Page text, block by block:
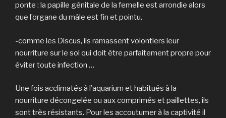
ponte : la papille génitale de la femelle est arrondie alors
que l’organe du mâle est fin et pointu.
-comme les Discus, ils ramassent volontiers leur
nourriture sur le sol qui doit être parfaitement propre pour
éviter toute infection …
Une fois acclimatés à l’aquarium et habitués à la
nourriture décongelée ou aux comprimés et paillettes, ils
sont très résistants. Pour les accoutumer à la captivité il